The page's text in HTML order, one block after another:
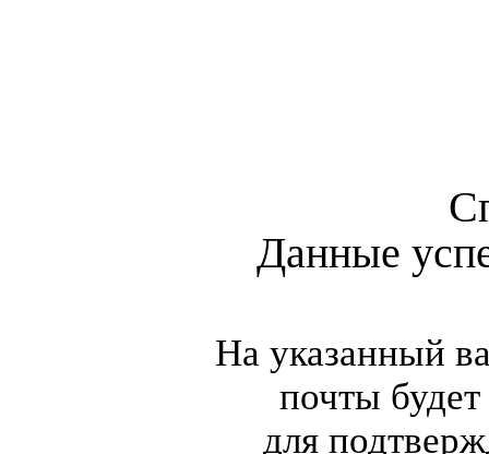
Данные
На указанный
почты
для